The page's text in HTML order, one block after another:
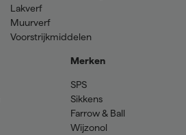
Lakverf
Muurverf
Voorstrijkmiddelen
Merken
SPS
Sikkens
Farrow & Ball
Wijzonol